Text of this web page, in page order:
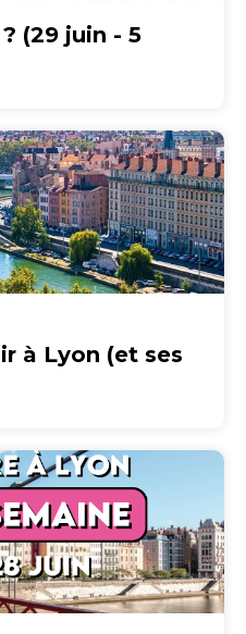
(29 juin - 5
à Lyon (et ses